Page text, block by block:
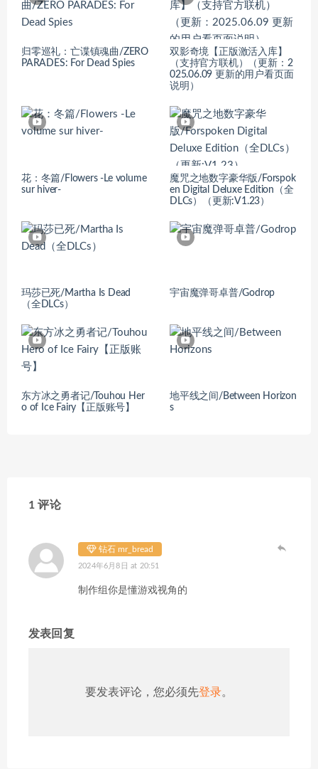
归零巡礼：亡谍镇魂曲/ZERO
PARADES: For Dead Spies
双影奇境【正版激活入库】
（支持官方联机）（更新：2
025.06.09 更新的用户看页面
说明）
花：冬篇/Flowers -Le volume
sur hiver-
魔咒之地数字豪华版/Forspok
en Digital Deluxe Edition（全
DLCs）（更新:V1.23）
玛莎已死/Martha Is Dead
（全DLCs）
宇宙魔弹哥卓普/Godrop
东方冰之勇者记/Touhou Her
o of Ice Fairy【正版账号】
地平线之间/Between Horizon
s
1 评论
钻石 mr_bread
2024年6月8日 at 20:51
制作组你是懂游戏视角的
发表回复
要发表评论，您必须先登录。